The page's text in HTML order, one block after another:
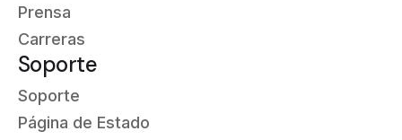
Prensa
Carreras
Soporte
Soporte
Página de Estado